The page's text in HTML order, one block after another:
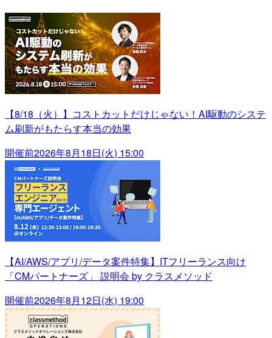
【8/18（火）】コストカットだけじゃない！AI駆動のシステ
ム刷新がもたらす本当の効果
開催前2026年8月18日(火) 15:00
【AI/AWS/アプリ/データ案件特集】ITフリーランス向け
「CMパートナーズ」 説明会 by クラスメソッド
開催前2026年8月12日(水) 19:00